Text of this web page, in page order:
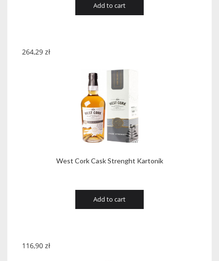
Add to cart
West Cork Cask Strenght Kartonik
264,29 zł
Add to cart
116,90 zł